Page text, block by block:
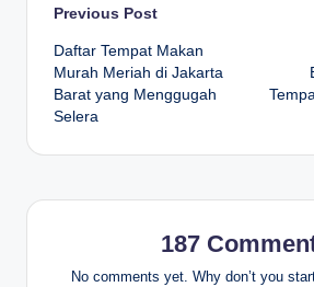
Post
navigation
Previous Post
Daftar Tempat Makan
Murah Meriah di Jakarta
Barat yang Menggugah
Selera
187
No comments yet. Why don’t you